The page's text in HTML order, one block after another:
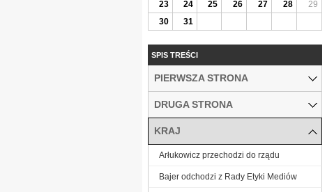
23
24 25 26 27 28
29
30
31
SPIS TREŚCI
PIERWSZA STRONA
DRUGA STRONA
KRAJ
Arłukowicz przechodzi do rządu
Bajer odchodzi z Rady Etyki Mediów